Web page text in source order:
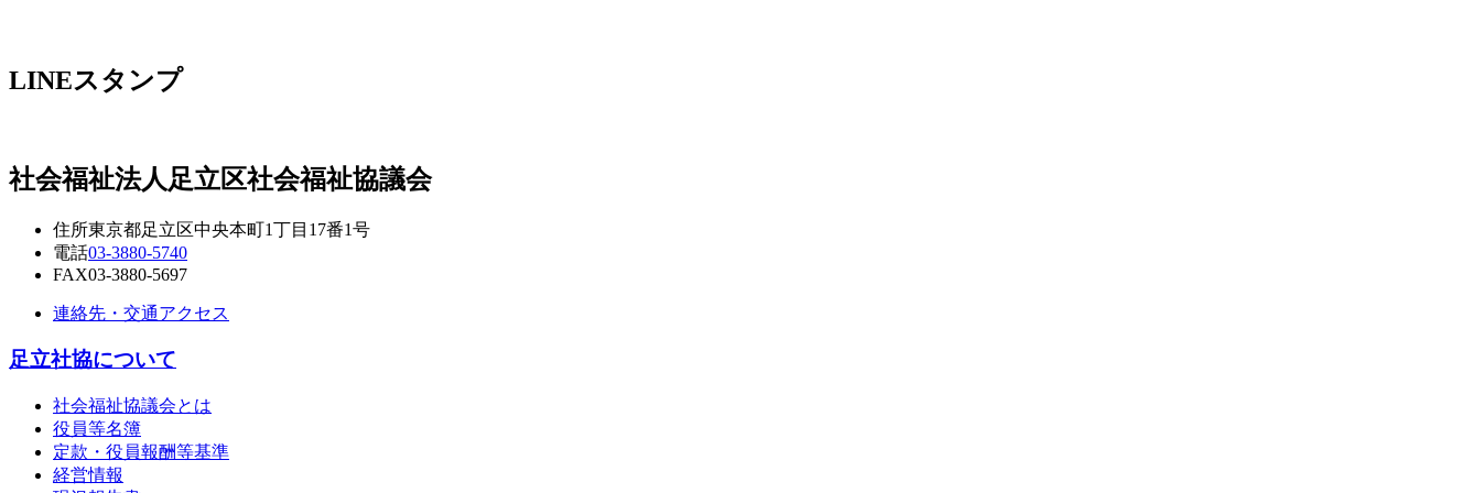
LINEスタンプ
社会福祉法人足立区社会福祉協議会
住所東京都足立区中央本町1丁目17番1号
電話03-3880-5740
FAX03-3880-5697
連絡先・交通アクセス
足立社協について
社会福祉協議会とは
役員等名簿
定款・役員報酬等基準
経営情報